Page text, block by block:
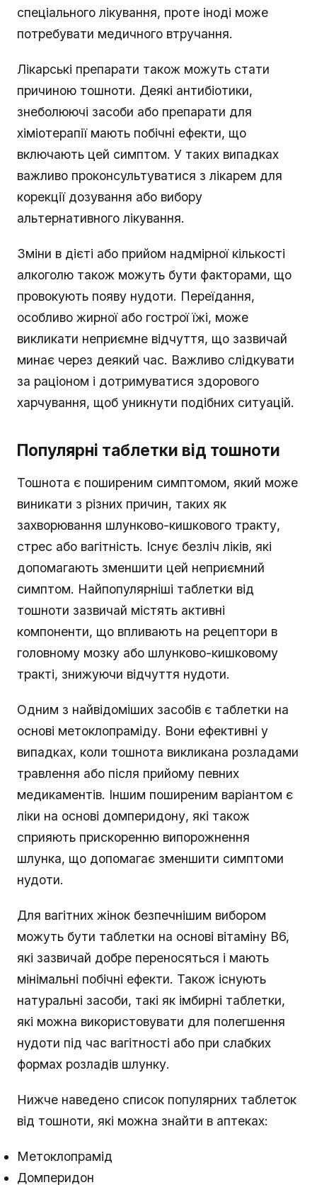
спеціального лікування, проте іноді може
потребувати медичного втручання.
Лікарські препарати також можуть стати
причиною тошноти. Деякі антибіотики,
знеболюючі засоби або препарати для
хіміотерапії мають побічні ефекти, що
включають цей симптом. У таких випадках
важливо проконсультуватися з лікарем для
корекції дозування або вибору
альтернативного лікування.
Зміни в дієті або прийом надмірної кількості
алкоголю також можуть бути факторами, що
провокують появу нудоти. Переїдання,
особливо жирної або гострої їжі, може
викликати неприємне відчуття, що зазвичай
минає через деякий час. Важливо слідкувати
за раціоном і дотримуватися здорового
харчування, щоб уникнути подібних ситуацій.
Популярні таблетки від тошноти
Тошнота є поширеним симптомом, який може
виникати з різних причин, таких як
захворювання шлунково-кишкового тракту,
стрес або вагітність. Існує безліч ліків, які
допомагають зменшити цей неприємний
симптом. Найпопулярніші таблетки від
тошноти зазвичай містять активні
компоненти, що впливають на рецептори в
головному мозку або шлунково-кишковому
тракті, знижуючи відчуття нудоти.
Одним з найвідоміших засобів є таблетки на
основі метоклопраміду. Вони ефективні у
випадках, коли тошнота викликана розладами
травлення або після прийому певних
медикаментів. Іншим поширеним варіантом є
ліки на основі домперидону, які також
сприяють прискоренню випорожнення
шлунка, що допомагає зменшити симптоми
нудоти.
Для вагітних жінок безпечнішим вибором
можуть бути таблетки на основі вітаміну B6,
які зазвичай добре переносяться і мають
мінімальні побічні ефекти. Також існують
натуральні засоби, такі як імбирні таблетки,
які можна використовувати для полегшення
нудоти під час вагітності або при слабких
формах розладів шлунку.
Нижче наведено список популярних таблеток
від тошноти, які можна знайти в аптеках:
Метоклопрамід
Домперидон